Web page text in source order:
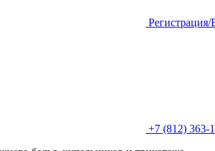
Регистрация/
+7 (812) 363-